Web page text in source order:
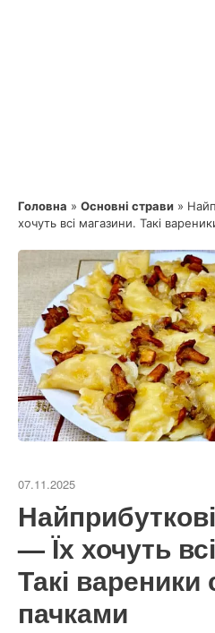
Головна » Основні страви »
хочуть всі магазини. Такі
07.11.2025
— Їх хочуть
Такі
пачками